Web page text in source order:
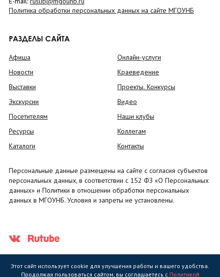
Политика обработки персональных данных на сайте МГОУНБ
РАЗДЕЛЫ САЙТА
Афиша
Новости
Выставки
Экскурсии
Посетителям
Ресурсы
Каталоги
Онлайн-услуги
Краеведение
Проекты. Конкурсы
Видео
Наши клубы
Коллегам
Контакты
Персональные данные размещены на сайте с согласия субъектов
персональных данных, в соответствии с 152 ФЗ «О Персональных
данных» и Политики в отношении обработки персональных
данных в МГОУНБ. Условия и запреты не установлены.
Этот сайт использует cookie для улучшения работы и вашего удобства.
Продолжая пользоваться сайтом, вы соглашаетесь с Политикой